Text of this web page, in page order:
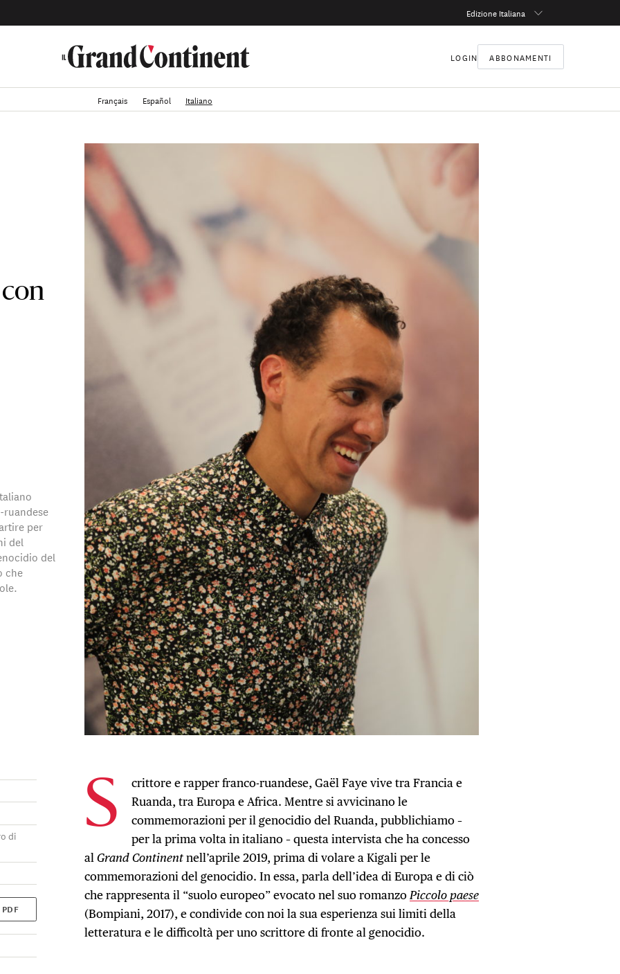
Edizione Italiana
LOGIN ABBONAMENTI
Français Español Italiano
per
del
del
che
di
S
crittore e rapper franco-ruandese, Gaël Faye vive tra Francia e
Ruanda, tra Europa e Africa. Mentre si avvicinano le
commemorazioni per il genocidio del Ruanda, pubblichiamo –
per la prima volta in italiano – questa intervista che ha concesso
alGrand Continentnell’aprile 2019, prima di volare a Kigali per le
commemorazioni del genocidio. In essa, parla dell’idea di Europa e di ciò
che rappresenta il “suolo europeo” evocato nel suo romanzo Piccolo paese
(Bompiani, 2017), e condivide con noi la sua esperienza sui limiti della
letteratura e le difficoltà per uno scrittore di fronte al genocidio.